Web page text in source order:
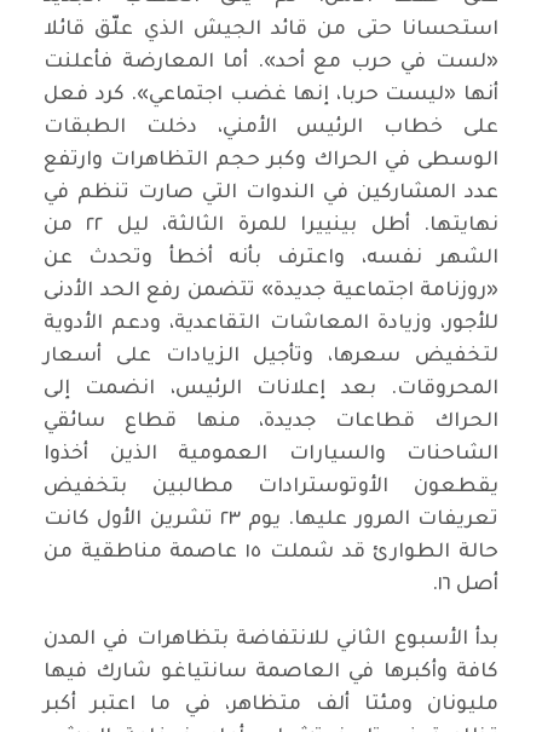
استحسانا حتى من قائد الجيش الذي علّق قائلا
«لست في حرب مع أحد». أما المعارضة فأعلنت
أنها «ليست حربا، إنها غضب اجتماعي». كرد فعل
على خطاب الرئيس الأمني، دخلت الطبقات
الوسطى في الحراك وكبر حجم التظاهرات وارتفع
عدد المشاركين في الندوات التي صارت تنظم في
نهايتها. أطل بينييرا للمرة الثالثة، ليل ٢٢ من
الشهر نفسه، واعترف بأنه أخطأ وتحدث عن
«روزنامة اجتماعية جديدة» تتضمن رفع الحد الأدنى
للأجور، وزيادة المعاشات التقاعدية، ودعم الأدوية
لتخفيض سعرها، وتأجيل الزيادات على أسعار
المحروقات. بعد إعلانات الرئيس، انضمت إلى
الحراك قطاعات جديدة، منها قطاع سائقي
الشاحنات والسيارات العمومية الذين أخذوا
يقطعون الأوتوسترادات مطالبين بتخفيض
تعريفات المرور عليها. يوم ٢٣ تشرين الأول كانت
حالة الطوارئ قد شملت ١٥ عاصمة مناطقية من
أصل ١٦.
بدأ الأسبوع الثاني للانتفاضة بتظاهرات في المدن
كافة وأكبرها في العاصمة سانتياغو شارك فيها
مليونان ومئتا ألف متظاهر، في ما اعتبر أكبر